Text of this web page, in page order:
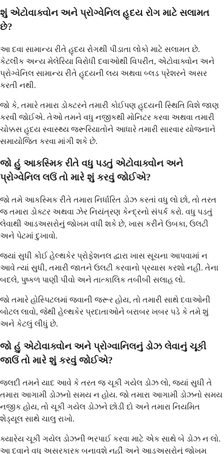
શું એટોવાક્વોન અને પ્રોગ્વેનિલ હૃદય રોગ માટે સલામત
છે?
આ દવા સામાન્ય રીતે હૃદય રોગથી પીડાતા લોકો માટે સલામત છે.
કેટલીક અન્ય મેલેરિયા વિરોધી દવાઓથી વિપરીત, એટોવાક્વોન અને
પ્રોગ્વેનિલ સામાન્ય રીતે હૃદયની લય અથવા બ્લડ પ્રેશરને અસર
કરતી નથી.
જો કે, તમારે તમારા ડોક્ટરને તમારી કોઈપણ હૃદયની સ્થિતિ વિશે જાણ
કરવી જોઈએ. તેઓ તમને વધુ નજીકથી મોનિટર કરવા અથવા તમારી
ચોક્કસ હૃદય સ્વાસ્થ્ય જરૂરિયાતોને આધારે તમારી સારવાર યોજનાને
સમાયોજિત કરવા માંગી શકે છે.
જો હું આકસ્મિક રીતે વધુ પડતું એટોવાક્વોન અને
પ્રોગ્વેનિલ લઉં તો મારે શું કરવું જોઈએ?
જો તમે આકસ્મિક રીતે તમારા નિર્ધારિત ડોઝ કરતાં વધુ લો છો, તો તરત
જ તમારા ડોક્ટર અથવા ઝેર નિયંત્રણ કેન્દ્રનો સંપર્ક કરો. વધુ પડતું
લેવાથી આડઅસરોનું જોખમ વધી શકે છે, ખાસ કરીને ઉબકા, ઉલટી
અને પેટમાં દુખાવો.
જ્યાં સુધી કોઈ હેલ્થકેર પ્રોફેશનલ દ્વારા ખાસ સૂચના આપવામાં ન
આવે ત્યાં સુધી, તમારી જાતને ઉલટી કરવાનો પ્રયાસ કરશો નહીં. તેના
બદલે, પુષ્કળ પાણી પીવો અને તાત્કાલિક તબીબી સલાહ લો.
જો તમારે હોસ્પિટલમાં જવાની જરૂર હોય, તો તમારી સાથે દવાઓની
બોટલ લાવો, જેથી હેલ્થકેર પ્રદાતાઓને બરાબર ખબર પડે કે તમે શું
અને કેટલું લીધું છે.
જો હું એટોવાક્વોન અને પ્રોગ્વાનિલનું ડોઝ લેવાનું ચૂકી
જાઉં તો મારે શું કરવું જોઈએ?
જલદી તમને યાદ આવે કે તરત જ ચૂકી ગયેલ ડોઝ લો, જ્યાં સુધી તે
તમારા આગામી ડોઝનો સમય ન હોય. જો તમારા આગામી ડોઝનો સમય
નજીક હોય, તો ચૂકી ગયેલ ડોઝને છોડી દો અને તમારા નિયમિત
શેડ્યૂલ સાથે ચાલુ રાખો.
ક્યારેય ચૂકી ગયેલ ડોઝની ભરપાઈ કરવા માટે એક સાથે બે ડોઝ ન લો.
આ દવાને વધુ અસરકારક બનાવશે નહીં અને આડઅસરોનું જોખમ